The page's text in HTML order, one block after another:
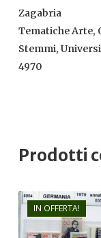
Zagabria
Tematiche Arte,
Stemmi,
4970
Prodotti
IN OFFERTA!